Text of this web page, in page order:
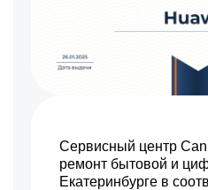
Сервисный центр
ремонт бытовой и
Екатеринбурге в